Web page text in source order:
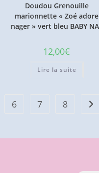
Doudou Grenouille
marionnette « Zoé adore
nager » vert bleu BABY
12,00€
Lire la suite
6 7 8